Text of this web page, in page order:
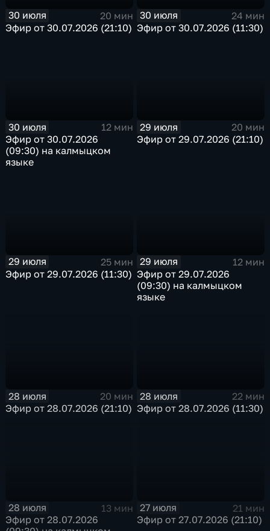
30 июля
20 мин
Эфир от 30.07.2026 (21:10)
30 июля
24 мин
Эфир от 30.07.2026 (11:30)
30 июля
12 мин
Эфир от 30.07.2026
(09:30) на калмыцком
языке
29 июля
20 мин
Эфир от 29.07.2026 (21:10)
29 июля
25 мин
Эфир от 29.07.2026 (11:30)
29 июля
12 мин
Эфир от 29.07.2026
(09:30) на калмыцком
языке
28 июля
20 мин
Эфир от 28.07.2026 (21:10)
28 июля
22 мин
Эфир от 28.07.2026 (11:30)
28 июля
13 мин
Эфир от 28.07.2026
27 июля
21 мин
Эфир от 27.07.2026 (21:10)